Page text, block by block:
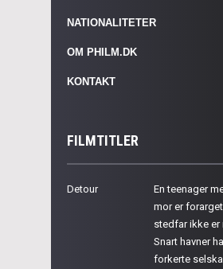
NATIONALITETER
OM PHILM.DK
KONTAKT
FILMTITLER
Detour
En teenager
mor er
stedfar ikke er
Snart havner
forkerte